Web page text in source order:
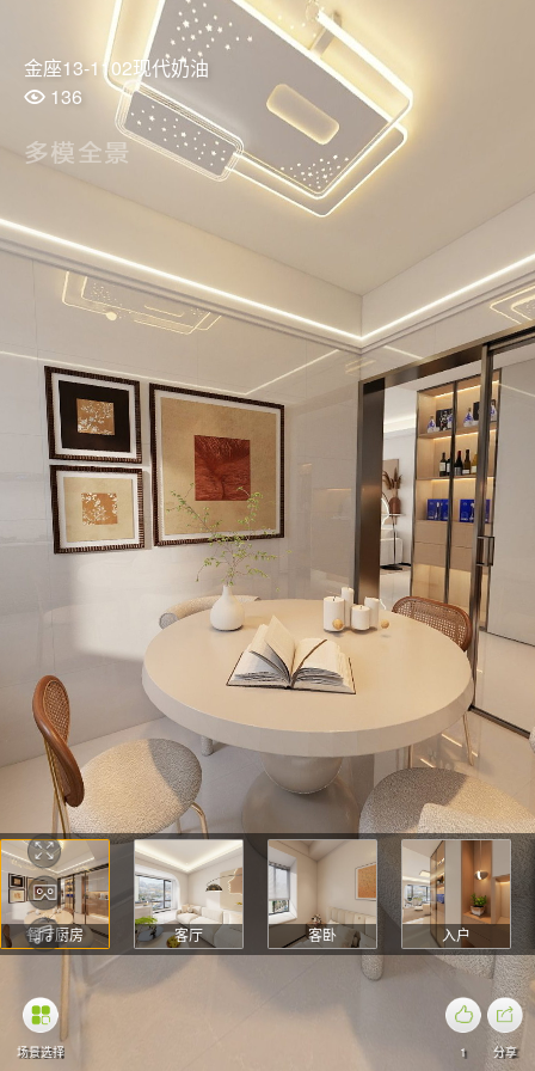
金座13-1102现代奶油
136
1 分享
场景选择
餐厅厨房 客厅 客卧 入户